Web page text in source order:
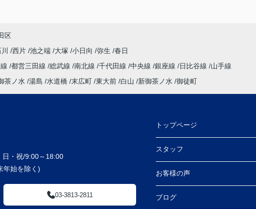
区
西片 池之端 大塚 小日向 弥生 春日
都営三田線 総武線 南北線 千代田線 中央線 銀座線 日比谷線
山手線
茶ノ水 湯島 水道橋 末広町 東大前 白山 新御茶ノ水 御徒町
日・祝/9:00～18:00
年始を除く)
03-3813-2811
トップページ
スタッフ
お客様の声
ブログ